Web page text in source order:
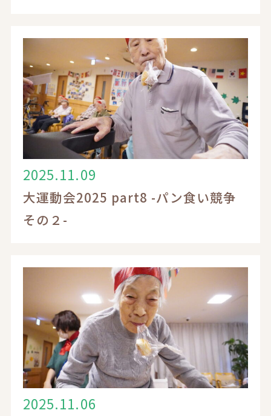
2025.11.09
大運動会2025 part8 -パン食い競争
その２-
2025.11.06
電話でのお問い合わせ
受付時間 9：00～18：00
お問い合わせフォーム
入居相談・見学についてはこちら
求人応募・見学についてはこちら